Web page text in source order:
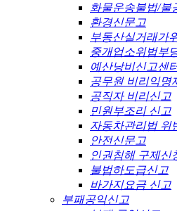
화물운송불법/불
환경신문고
부동산실거래가
중개업소위법부
예산낭비신고센
공무원 비리익명
공직자 비리신고
민원부조리 신고
자동차관리법 위
안전신문고
인권침해 구제신
불법하도급신고
바가지요금 신고
부패공익신고